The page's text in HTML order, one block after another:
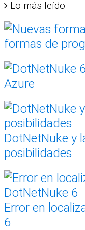
Lo más leído
formas de
Azure
DotNetNuke y
posibilidades
Error en
6